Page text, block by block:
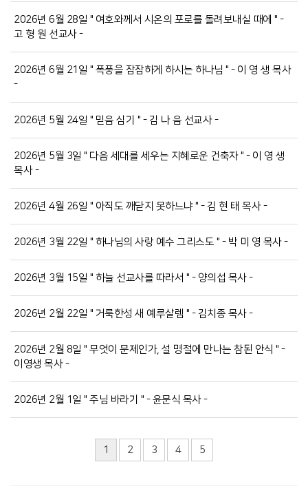
2026년 6월 28일 " 여호와께서 시온의 포로를 돌려보내실 때에 " -
고 형 원 선교사 -
2026년 6월 21일 " 폭풍을 잠잠하게 하시는 하나님 " - 이 영 생 목사
-
2026년 5월 24일 " 믿음 심기 " - 김 나 음 선교사 -
2026년 5월 3일 " 다음 세대를 세우는 지혜로운 건축자 " - 이 영 생
목사 -
2026년 4월 26일 " 아직도 깨닫지 못하느냐 " - 김 현 태 목사 -
2026년 3월 22일 " 하나님의 사랑 예수 그리스도 " - 박 미 영 목사 -
2026년 3월 15일 " 하늘 선교사를 따라서 " - 양의섭 목사 -
2026년 2월 22일 " 거룩한성 새 예루살렘 " - 김치종 목사 -
2026년 2월 8일 " 무엇이 문제인가, 설 명절에 만나는 참된 안식 " -
이영생 목사 -
2026년 2월 1일 " 주님 바라기 " - 윤문식 목사 -
1 2 3 4 5